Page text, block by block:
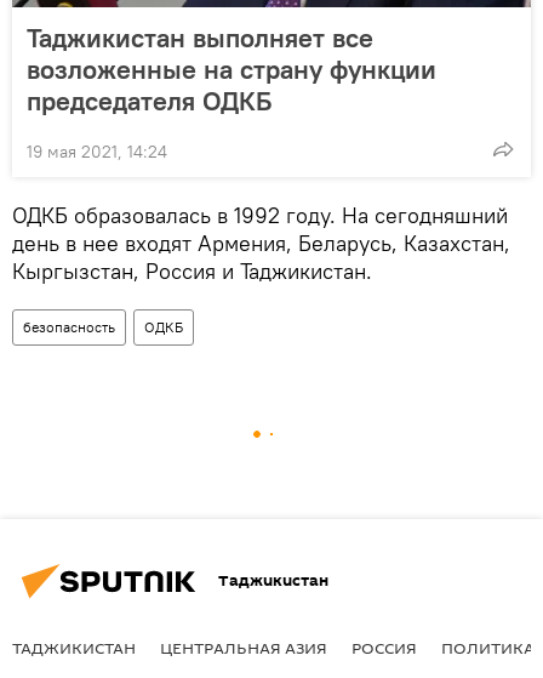
Таджикистан выполняет все
возложенные на страну функции
председателя ОДКБ
19 мая 2021, 14:24
ОДКБ образовалась в 1992 году. На сегодняшний
день в нее входят Армения, Беларусь, Казахстан,
Кыргызстан, Россия и Таджикистан.
безопасность ОДКБ
Таджикистан
ТАДЖИКИСТАН ЦЕНТРАЛЬНАЯ АЗИЯ РОССИЯ ПОЛИТИКА